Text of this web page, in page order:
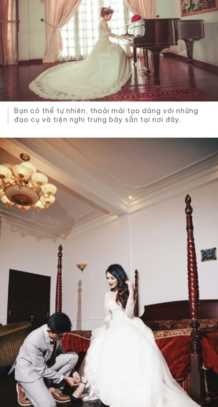
Bạn có thể tự nhiên, thoải mái tạo dáng với những
đạo cụ và tiện nghi trưng bày sẵn tại nơi đây.